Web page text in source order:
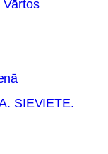
Vārtos
SIEVIETE.